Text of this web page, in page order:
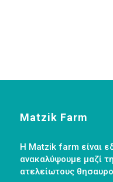
Matzik Farm
Η Matzik farm είναι
ανακαλύψουμε μαζί
ατελείωτους